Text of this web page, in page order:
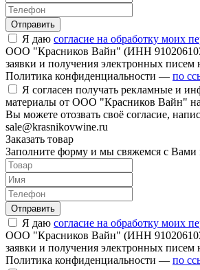
Отправить
Я даю согласие на обработку моих
ООО "Красников Вайн" (ИНН
заявки и получения электронных писем
Политика конфиденциальности — по
Я согласен получать рекламные и
материалы от ООО "Красников Вайн"
Вы можете отозвать своё согласие,
sale@krasnikovwine.ru
Заказать товар
Заполните форму и мы свяжемся с Вами
Отправить
Я даю согласие на обработку моих
ООО "Красников Вайн" (ИНН
заявки и получения электронных писем
Политика конфиденциальности — по